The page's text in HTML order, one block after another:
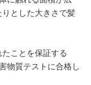
とした大きさで髪
ことを保証する
物質テストに合格し